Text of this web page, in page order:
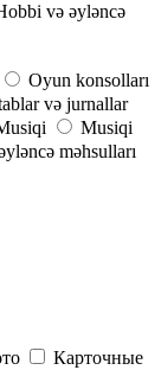
və əyləncə
Oyun konsolları
və jurnallar
Musiqi
məhsulları
Карточные